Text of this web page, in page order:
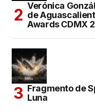
Verónica
de
Awards CDMX
Fragmento de
Luna